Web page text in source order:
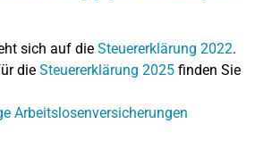
sich auf die Steuererklärung 2022.
die Steuererklärung 2025 finden Sie
Arbeitslosenversicherungen